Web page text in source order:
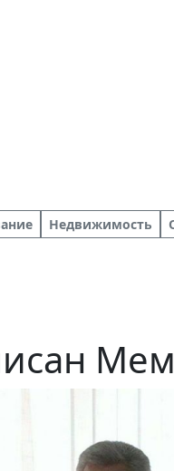
Недвижимость